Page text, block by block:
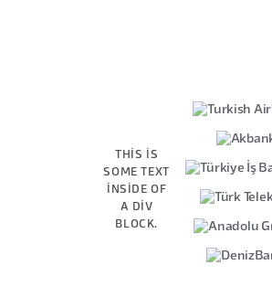
THIS IS
SOME TEXT
INSIDE OF
A DIV
BLOCK.